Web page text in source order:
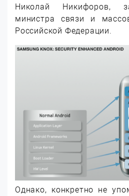
Николай Никифоров,
министра связи и
Российской Федерации.
Однако, конкретно не